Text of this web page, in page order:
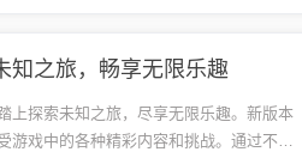
知之旅，畅享无限乐趣
上探索未知之旅，尽享无限乐趣。新版本
游戏中的各种精彩内容和挑战。通过不断